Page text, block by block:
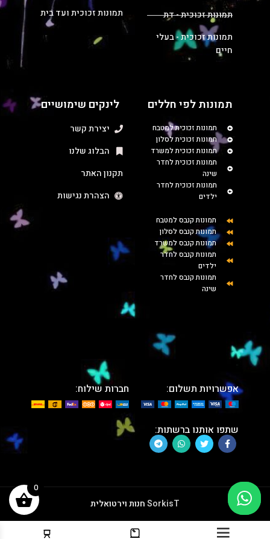
תמונות זכוכית - דת
תמונות זכוכית - בעלי
חיים
תמונות זכוכית ועד בית
תמונות לפי חללים
תמונות זכוכית למטבח
תמונות זכוכית לסלון
תמונות זכוכית למשרד
תמונות זכוכית לחדר
שינה
תמונות זכוכית לחדר
ילדים
תמונות קנבס למטבח
תמונות קנבס לסלון
תמונות קנבס למשרד
תמונות קנבס לחדר
ילדים
תמונות קנבס לחדר
שינה
לינקים שימושיים
יצירת קשר
הבלוג שלנו
תקנון האתר
הצהרת נגישות
אפשרויות תשלום: חברות שילוח:
שתפו אותנו ברשתות:
SorkisTחנות וירטואלית
0